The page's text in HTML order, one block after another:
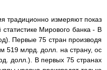
традиционно измеряют показ
Мирового банка - В
Первые 75 стран производя
519 млрд. долл. на страну, ос
долл.). В первых 75 странах